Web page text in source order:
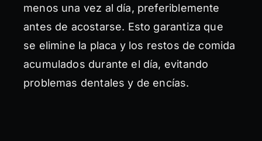
menos una vez al día, preferiblemente
antes de acostarse. Esto garantiza que
se elimine la placa y los restos de comida
acumulados durante el día, evitando
problemas dentales y de encías.